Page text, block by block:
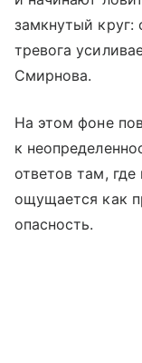
замкнутый круг:
тревога
Смирнова.
На этом фоне
к
ответов там,
ощущается как
опасность.